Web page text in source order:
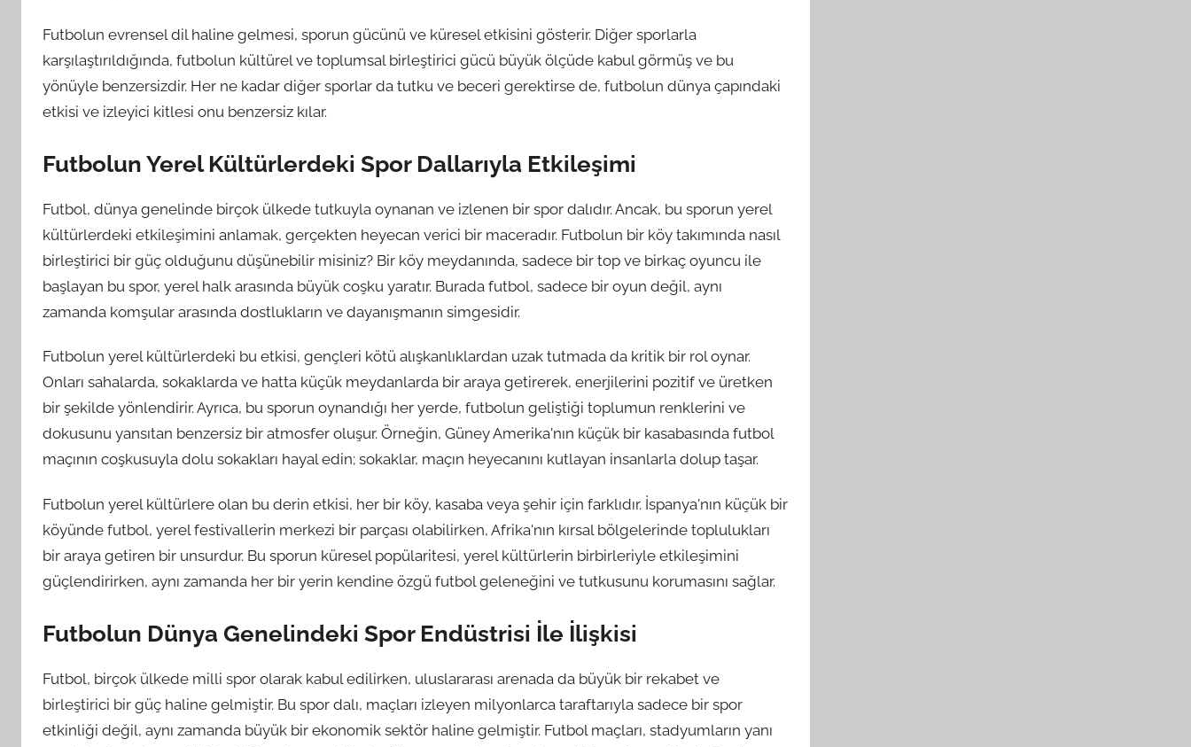
Futbolun evrensel dil haline gelmesi, sporun gücünü ve küresel etkisini gösterir. Diğer sporlarla
karşılaştırıldığında, futbolun kültürel ve toplumsal birleştirici gücü büyük ölçüde kabul görmüş ve bu
yönüyle benzersizdir. Her ne kadar diğer sporlar da tutku ve beceri gerektirse de, futbolun dünya çapındaki
etkisi ve izleyici kitlesi onu benzersiz kılar.
Futbolun Yerel Kültürlerdeki Spor Dallarıyla Etkileşimi
Futbol, dünya genelinde birçok ülkede tutkuyla oynanan ve izlenen bir spor dalıdır. Ancak, bu sporun yerel
kültürlerdeki etkileşimini anlamak, gerçekten heyecan verici bir maceradır. Futbolun bir köy takımında nasıl
birleştirici bir güç olduğunu düşünebilir misiniz? Bir köy meydanında, sadece bir top ve birkaç oyuncu ile
başlayan bu spor, yerel halk arasında büyük coşku yaratır. Burada futbol, sadece bir oyun değil, aynı
zamanda komşular arasında dostlukların ve dayanışmanın simgesidir.
Futbolun yerel kültürlerdeki bu etkisi, gençleri kötü alışkanlıklardan uzak tutmada da kritik bir rol oynar.
Onları sahalarda, sokaklarda ve hatta küçük meydanlarda bir araya getirerek, enerjilerini pozitif ve üretken
bir şekilde yönlendirir. Ayrıca, bu sporun oynandığı her yerde, futbolun geliştiği toplumun renklerini ve
dokusunu yansıtan benzersiz bir atmosfer oluşur. Örneğin, Güney Amerika'nın küçük bir kasabasında futbol
maçının coşkusuyla dolu sokakları hayal edin; sokaklar, maçın heyecanını kutlayan insanlarla dolup taşar.
Futbolun yerel kültürlere olan bu derin etkisi, her bir köy, kasaba veya şehir için farklıdır. İspanya'nın küçük bir
köyünde futbol, yerel festivallerin merkezi bir parçası olabilirken, Afrika'nın kırsal bölgelerinde toplulukları
bir araya getiren bir unsurdur. Bu sporun küresel popülaritesi, yerel kültürlerin birbirleriyle etkileşimini
güçlendirirken, aynı zamanda her bir yerin kendine özgü futbol geleneğini ve tutkusunu korumasını sağlar.
Futbolun Dünya Genelindeki Spor Endüstrisi İle İlişkisi
Futbol, birçok ülkede milli spor olarak kabul edilirken, uluslararası arenada da büyük bir rekabet ve
birleştirici bir güç haline gelmiştir. Bu spor dalı, maçları izleyen milyonlarca taraftarıyla sadece bir spor
etkinliği değil, aynı zamanda büyük bir ekonomik sektör haline gelmiştir. Futbol maçları, stadyumların yanı